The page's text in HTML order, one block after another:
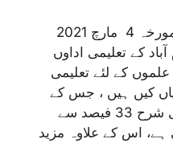
کے تعلیمی اداوں
کے لئے تعلیمی
کیں ہیں ، جس کے
تحت اب پاسنگ مارکس کی شرح 33 فیصد سے
گئی ہے، اس کے علاوہ مزید